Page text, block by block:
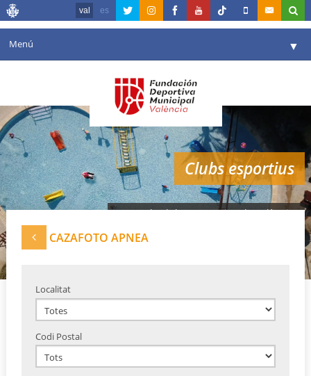
val es
Menú ▼
Agenda
Instal·lacions
Comunicació ▼
València en esport ▼
Clubs esportius
Xarxa de clubes esportius de València
CAZAFOTO APNEA
Localitat
Codi Postal